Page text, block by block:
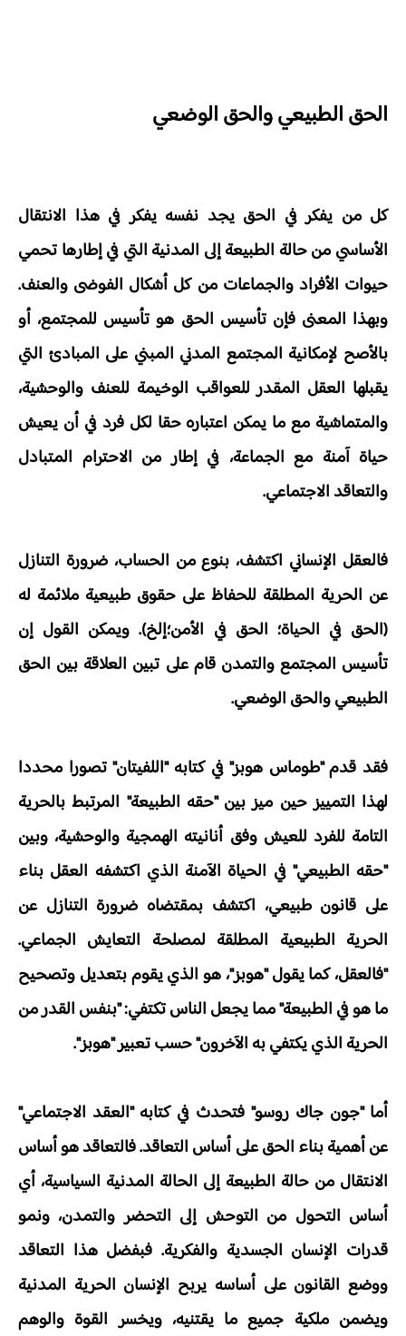
الحق الطبيعي والحق الوضعي
كل من يفكر في الحق يجد نفسه يفكر في هذا الانتقال
الأساسي من حالة الطبيعة إلى المدنية التي في إطارها تحمي
حيوات الأفراد والجماعات من كل أشكال الفوضى والعنف.
وبهذا المعنى فإن تأسيس الحق هو تأسيس للمجتمع، أو
بالأصح لإمكانية المجتمع المدني المبني على المبادئ التي
يقبلها العقل المقدر للعواقب الوخيمة للعنف والوحشية،
والمتماشية مع ما يمكن اعتباره حقا لكل فرد في أن يعيش
حياة آمنة مع الجماعة، في إطار من الاحترام المتبادل
والتعاقد الاجتماعي.
فالعقل الإنساني اكتشف، بنوع من الحساب، ضرورة التنازل
عن الحرية المطلقة للحفاظ على حقوق طبيعية ملائمة له
(الحق في الحياة؛ الحق في الأمن؛إلخ). ويمكن القول إن
تأسيس المجتمع والتمدن قام على تبين العلاقة بين الحق
الطبيعي والحق الوضعي.
فقد قدم "طوماس هوبز" في كتابه "اللفيتان" تصورا محددا
لهذا التمييز حين ميز بين "حقه الطبيعة" المرتبط بالحرية
التامة للفرد للعيش وفق أنانيته الهمجية والوحشية، وبين
"حقه الطبيعي" في الحياة الآمنة الذي اكتشفه العقل بناء
على قانون طبيعي، اكتشف بمقتضاه ضرورة التنازل عن
الحرية الطبيعية المطلقة لمصلحة التعايش الجماعي.
"فالعقل، كما يقول "هوبز"، هو الذي يقوم بتعديل وتصحيح
ما هو في الطبيعة" مما يجعل الناس تكتفي: "بنفس القدر من
الحرية الذي يكتفي به الآخرون" حسب تعبير "هوبز".
أما "جون جاك روسو" فتحدث في كتابه "العقد الاجتماعي"
عن أهمية بناء الحق على أساس التعاقد. فالتعاقد هو أساس
الانتقال من حالة الطبيعة إلى الحالة المدنية السياسية، أي
أساس التحول من التوحش إلى التحضر والتمدن، ونمو
قدرات الإنسان الجسدية والفكرية. فبفضل هذا التعاقد
ووضع القانون على أساسه يربح الإنسان الحرية المدنية
ويضمن ملكية جميع ما يقتنيه، ويخسر القوة والوهم